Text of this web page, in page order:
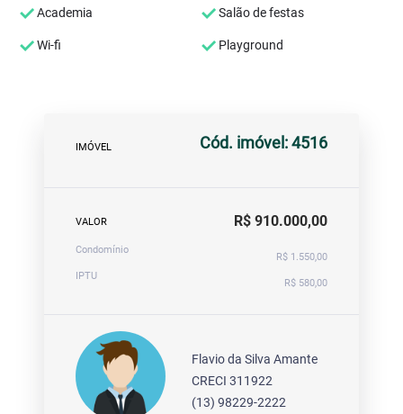
Academia Salão de festas
Wi-fi Playground
IMÓVEL Cód. imóvel: 4516
VALOR R$ 910.000,00
Condomínio
R$ 1.550,00
IPTU
R$ 580,00
Flavio da Silva Amante
CRECI 311922
(13) 98229-2222